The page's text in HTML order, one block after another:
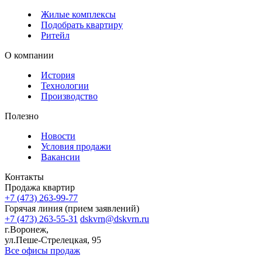
Жилые комплексы
Подобрать квартиру
Ритейл
О компании
История
Технологии
Производство
Полезно
Новости
Условия продажи
Вакансии
Контакты
Продажа квартир
+7 (473) 263-99-77
Горячая линия (прием заявлений)
+7 (473) 263-55-31 dskvrn@dskvrn.ru
г.Воронеж,
ул.Пеше-Стрелецкая, 95
Все офисы продаж